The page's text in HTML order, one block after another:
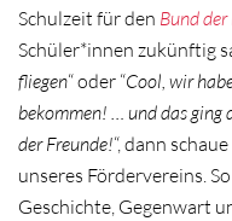
Schulzeit für den Bund
Schüler*innen zukünftig
fliegen“ oder “Cool, wir
bekommen! … und das ging
der Freunde!“, dann
unseres Fördervereins.
Geschichte, Gegenwart